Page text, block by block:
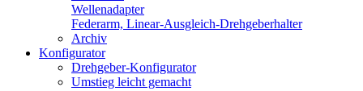
Wellenadapter
Federarm, Linear-Ausgleich-Drehgeberhalter
Archiv
Konfigurator
Drehgeber-Konfigurator
Umstieg leicht gemacht